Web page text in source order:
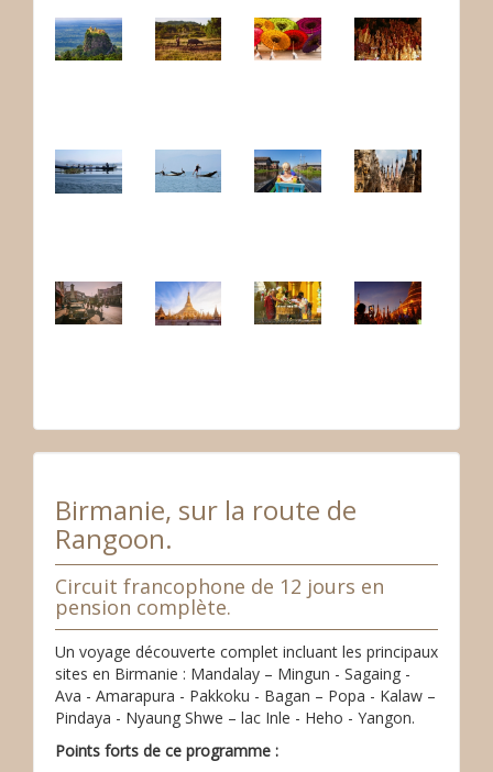
Birmanie, sur la route de
Rangoon.
Circuit francophone de 12 jours en
pension complète.
Un voyage découverte complet incluant les principaux
sites en Birmanie : Mandalay – Mingun - Sagaing -
Ava - Amarapura - Pakkoku - Bagan – Popa - Kalaw –
Pindaya - Nyaung Shwe – lac Inle - Heho - Yangon.
Points forts de ce programme :